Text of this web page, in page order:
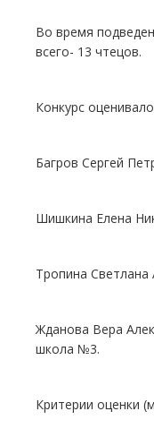
Во время
всего- 13 чтецов.
Конкурс
Багров Сергей
Шишкина Елена
Тропина Светлана
Жданова Вера
школа №3.
Критерии оценки